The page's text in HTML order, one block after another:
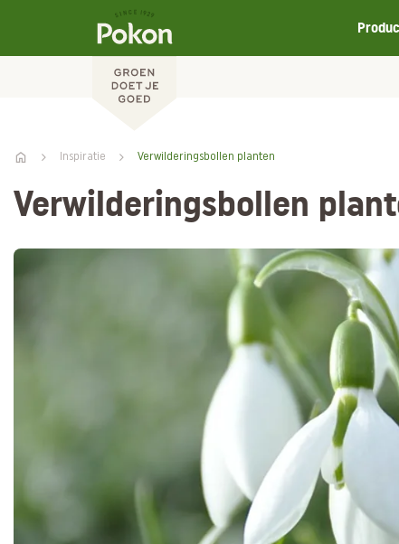
Inspiratie Verwilderingsbollen planten
Verwilderingsbollen